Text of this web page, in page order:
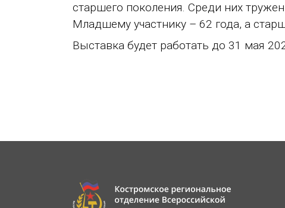
старшего поколения. Среди них
Младшему участнику – 62 года, а
Выставка будет работать до 31 мая